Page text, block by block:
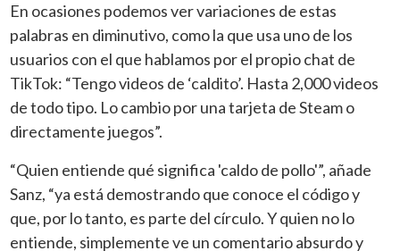
En ocasiones podemos ver variaciones de estas
palabras en diminutivo, como la que usa uno de los
usuarios con el que hablamos por el propio chat de
TikTok: “Tengo videos de ‘caldito’. Hasta 2,000 videos
de todo tipo. Lo cambio por una tarjeta de Steam o
directamente juegos”.
“Quien entiende qué significa 'caldo de pollo'”, añade
Sanz, “ya está demostrando que conoce el código y
que, por lo tanto, es parte del círculo. Y quien no lo
entiende, simplemente ve un comentario absurdo y